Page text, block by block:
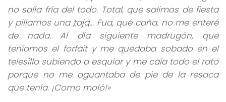
no salía fría del todo. Total, que salimos de fiesta
y pillamos una taja… Fua, qué caña, no me enteré
de nada. Al día siguiente madrugón, que
teníamos el forfait y me quedaba sobado en el
telesilla subiendo a esquiar y me caía todo el rato
porque no me aguantaba de pie de la resaca
que tenía. ¡Como moló!»